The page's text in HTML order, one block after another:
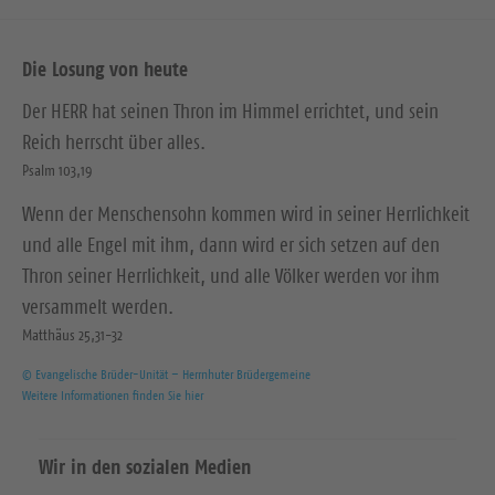
Die Losung von heute
Der HERR hat seinen Thron im Himmel errichtet, und sein
Reich herrscht über alles.
Psalm 103,19
Wenn der Menschensohn kommen wird in seiner Herrlichkeit
und alle Engel mit ihm, dann wird er sich setzen auf den
Thron seiner Herrlichkeit, und alle Völker werden vor ihm
versammelt werden.
Matthäus 25,31-32
© Evangelische Brüder-Unität – Herrnhuter Brüdergemeine
Weitere Informationen finden Sie hier
Wir in den sozialen Medien